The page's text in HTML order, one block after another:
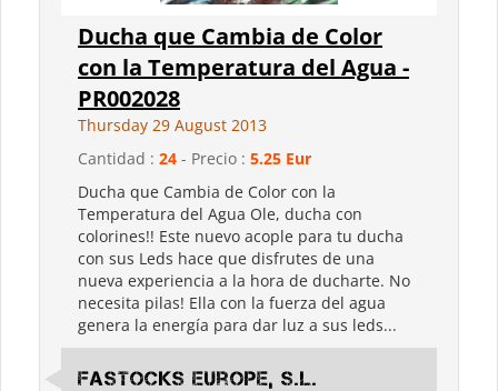
Ducha que Cambia de Color
con la Temperatura del Agua -
PR002028
Thursday 29 August 2013
Cantidad : 24 - Precio : 5.25 Eur
Ducha que Cambia de Color con la
Temperatura del Agua Ole, ducha con
colorines!! Este nuevo acople para tu ducha
con sus Leds hace que disfrutes de una
nueva experiencia a la hora de ducharte. No
necesita pilas! Ella con la fuerza del agua
genera la energía para dar luz a sus leds...
Fastocks Europe, S.L.